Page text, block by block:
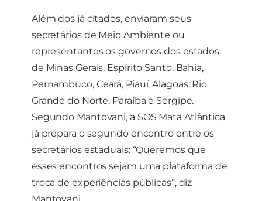
Além dos já citados, enviaram seus
secretários de Meio Ambiente ou
representantes os governos dos estados
de Minas Gerais, Espírito Santo, Bahia,
Pernambuco, Ceará, Piauí, Alagoas, Rio
Grande do Norte, Paraíba e Sergipe.
Segundo Mantovani, a SOS Mata Atlântica
já prepara o segundo encontro entre os
secretários estaduais: “Queremos que
esses encontros sejam uma plataforma de
troca de experiências públicas”, diz